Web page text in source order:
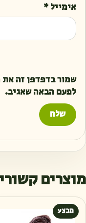
אימייל*
שמור בדפדפן זה
לפעם הבאה שאגיב.
מוצרים
מבצע